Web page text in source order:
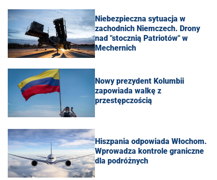
Niebezpieczna sytuacja w
zachodnich Niemczech. Drony
nad "stocznią Patriotów" w
Mechernich
Nowy prezydent Kolumbii
zapowiada walkę z
przestępczością
Hiszpania odpowiada Włochom.
Wprowadza kontrole graniczne
dla podróżnych